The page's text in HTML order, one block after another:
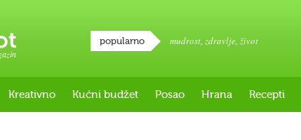
popularno mudrost, zdravlje, život
Kreativno Kućni budžet Posao Hrana Recepti